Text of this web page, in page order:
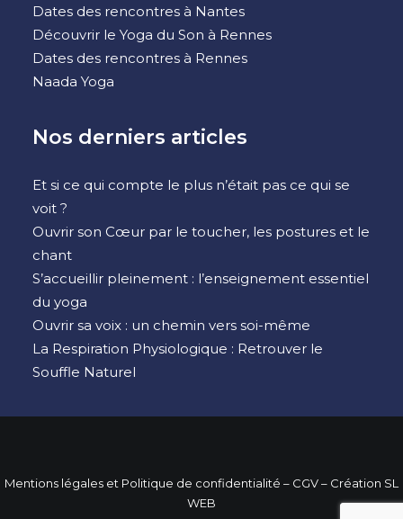
Dates des rencontres à Nantes
Découvrir le Yoga du Son à Rennes
Dates des rencontres à Rennes
Naada Yoga
Nos derniers articles
Et si ce qui compte le plus n’était pas ce qui se
voit ?
Ouvrir son Cœur par le toucher, les postures et le
chant
S’accueillir pleinement : l’enseignement essentiel
du yoga
Ouvrir sa voix : un chemin vers soi-même
La Respiration Physiologique : Retrouver le
Souffle Naturel
Mentions légales et Politique de confidentialité – CGV – Création SL
WEB